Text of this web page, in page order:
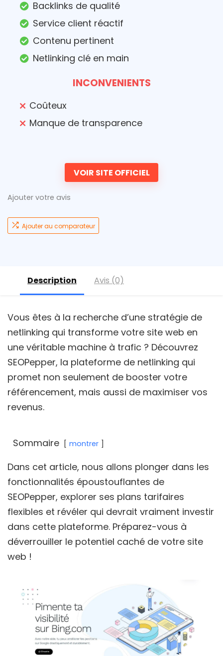
Backlinks de qualité
Service client réactif
Contenu pertinent
Netlinking clé en main
INCONVENIENTS
Coûteux
Manque de transparence
VOIR SITE OFFICIEL
Ajouter votre avis
Ajouter au comparateur
Description Avis (0)
Vous êtes à la recherche d’une stratégie de
netlinking qui transforme votre site web en
une véritable machine à trafic ? Découvrez
SEOPepper, la plateforme de netlinking qui
promet non seulement de booster votre
référencement, mais aussi de maximiser vos
revenus.
Sommaire montrer
Dans cet article, nous allons plonger dans les
fonctionnalités époustouflantes de
SEOPepper, explorer ses plans tarifaires
flexibles et révéler qui devrait vraiment investir
dans cette plateforme. Préparez-vous à
déverrouiller le potentiel caché de votre site
web !